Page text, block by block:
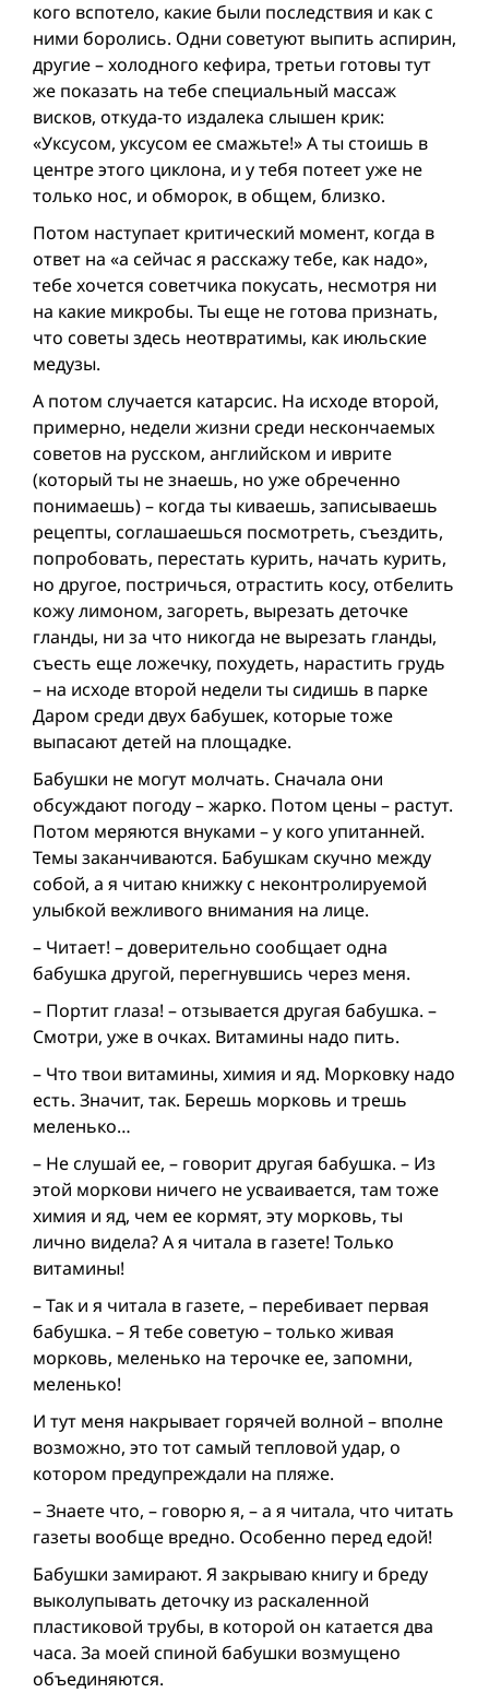
кого вспотело, какие были последствия и как с
ними боролись. Одни советуют выпить аспирин,
другие – холодного кефира, третьи готовы тут
же показать на тебе специальный массаж
висков, откуда-то издалека слышен крик:
«Уксусом, уксусом ее смажьте!» А ты стоишь в
центре этого циклона, и у тебя потеет уже не
только нос, и обморок, в общем, близко.
Потом наступает критический момент, когда в
ответ на «а сейчас я расскажу тебе, как надо»,
тебе хочется советчика покусать, несмотря ни
на какие микробы. Ты еще не готова признать,
что советы здесь неотвратимы, как июльские
медузы.
А потом случается катарсис. На исходе второй,
примерно, недели жизни среди нескончаемых
советов на русском, английском и иврите
(который ты не знаешь, но уже обреченно
понимаешь) – когда ты киваешь, записываешь
рецепты, соглашаешься посмотреть, съездить,
попробовать, перестать курить, начать курить,
но другое, постричься, отрастить косу, отбелить
кожу лимоном, загореть, вырезать деточке
гланды, ни за что никогда не вырезать гланды,
съесть еще ложечку, похудеть, нарастить грудь
– на исходе второй недели ты сидишь в парке
Даром среди двух бабушек, которые тоже
выпасают детей на площадке.
Бабушки не могут молчать. Сначала они
обсуждают погоду – жарко. Потом цены – растут.
Потом меряются внуками – у кого упитанней.
Темы заканчиваются. Бабушкам скучно между
собой, а я читаю книжку с неконтролируемой
улыбкой вежливого внимания на лице.
– Читает! – доверительно сообщает одна
бабушка другой, перегнувшись через меня.
– Портит глаза! – отзывается другая бабушка. –
Смотри, уже в очках. Витамины надо пить.
– Что твои витамины, химия и яд. Морковку надо
есть. Значит, так. Берешь морковь и трешь
меленько…
– Не слушай ее, – говорит другая бабушка. – Из
этой моркови ничего не усваивается, там тоже
химия и яд, чем ее кормят, эту морковь, ты
лично видела? А я читала в газете! Только
витамины!
– Так и я читала в газете, – перебивает первая
бабушка. – Я тебе советую – только живая
морковь, меленько на терочке ее, запомни,
меленько!
И тут меня накрывает горячей волной – вполне
возможно, это тот самый тепловой удар, о
котором предупреждали на пляже.
– Знаете что, – говорю я, – а я читала, что читать
газеты вообще вредно. Особенно перед едой!
Бабушки замирают. Я закрываю книгу и бреду
выколупывать деточку из раскаленной
пластиковой трубы, в которой он катается два
часа. За моей спиной бабушки возмущено
объединяются.